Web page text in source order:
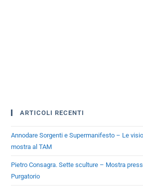
ARTICOLI RECENTI
Annodare Sorgenti e Supermanifesto – Le
mostra al TAM
Pietro Consagra. Sette sculture – Mostra
Purgatorio